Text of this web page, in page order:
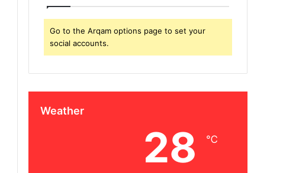
Go to the Arqam options page to set your
social accounts.
Weather
28 ℃